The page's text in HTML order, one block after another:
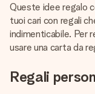
Queste idee regalo
tuoi cari con regali
indimenticabile. Per
usare una carta da
Regali